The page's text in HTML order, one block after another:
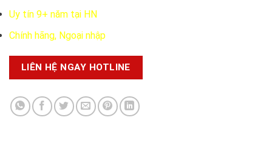
た。
Uy tín 9+ năm tại HN
Chính hãng, Ngoại nhập
LIÊN HỆ NGAY HOTLINE